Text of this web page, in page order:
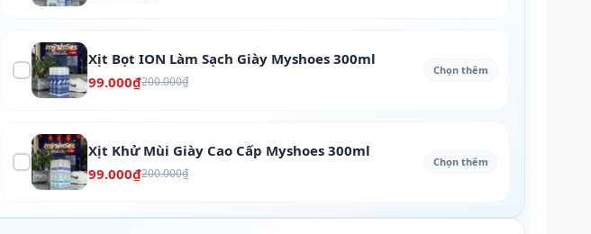
Xịt Bọt ION Làm Sạch Giày Myshoes 300ml
99.000₫200.000₫
Chọn thêm
Xịt Khử Mùi Giày Cao Cấp Myshoes 300ml
99.000₫200.000₫
Chọn thêm